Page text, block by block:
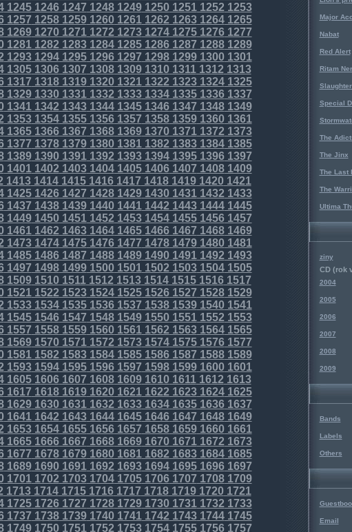
124512461247 12481249125012511252 1253
1257 12581259126012611262 126312641265
1269127012711272 12731274127512761277
12811282 12831284128512861287 12881289
12931294129512961297 1298129913001301
130513061307 13081309131013111312 1313
1317 13181319132013211322 132313241325
1329133013311332 13331334133513361337
13411342 13431344134513461347 13481349
13531354135513561357 1358135913601361
136513661367 13681369137013711372 1373
1377 13781379138013811382 138313841385
1389139013911392 13931394139513961397
14011402 14031404140514061407 14081409
14131414141514161417 1418141914201421
142514261427 14281429143014311432 1433
1437 14381439144014411442 144314441445
1449145014511452 14531454145514561457
14611462 14631464146514661467 14681469
14731474147514761477 1478147914801481
148514861487 14881489149014911492 1493
1497 14981499150015011502 150315041505
1509151015111512 15131514151515161517
15211522 15231524152515261527 15281529
15331534153515361537 1538153915401541
154515461547 15481549155015511552 1553
1557 15581559156015611562 156315641565
1569157015711572 15731574157515761577
15811582 15831584158515861587 15881589
15931594159515961597 1598159916001601
160516061607 16081609161016111612 1613
1617 16181619162016211622 162316241625
1629163016311632 16331634163516361637
16411642 16431644164516461647 16481649
16531654165516561657 1658165916601661
166516661667 16681669167016711672 1673
1677 16781679168016811682 168316841685
1689169016911692 16931694169516961697
17011702 17031704170517061707 17081709
17131714171517161717 1718171917201721
172517261727 17281729173017311732 1733
1737 17381739174017411742 174317441745
1749175017511752 17531754175517561757
Major
Nabat
Red Alert
Ritam
Special
The
The Jinx
The Last
The
Ultima
ziny
CD (rok
2004
2005
2006
2007
2008
2009
Bands
Labels
Others
Email